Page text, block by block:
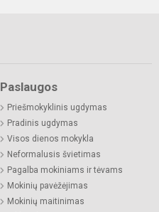
Paslaugos
Priešmokyklinis ugdymas
Pradinis ugdymas
Visos dienos mokykla
Neformalusis švietimas
Pagalba mokiniams ir tėvams
Mokinių pavėžėjimas
Mokinių maitinimas